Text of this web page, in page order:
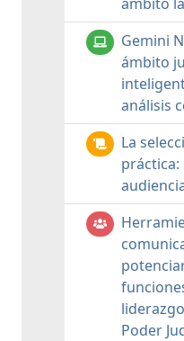
Gemini
ámbito
análisis
La
Poder